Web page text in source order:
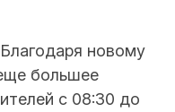
новому
большее
с 08:30 до